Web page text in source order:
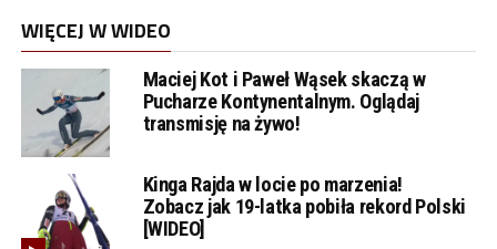
WIĘCEJ W WIDEO
Maciej Kot i Paweł Wąsek skaczą w
Pucharze Kontynentalnym. Oglądaj
transmisję na żywo!
Kinga Rajda w locie po marzenia!
Zobacz jak 19-latka pobiła rekord Polski
[WIDEO]